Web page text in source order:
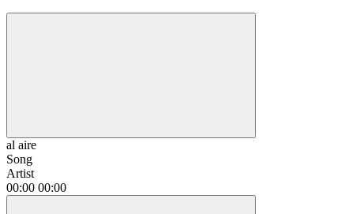
al aire
Song
Artist
00:00 00:00